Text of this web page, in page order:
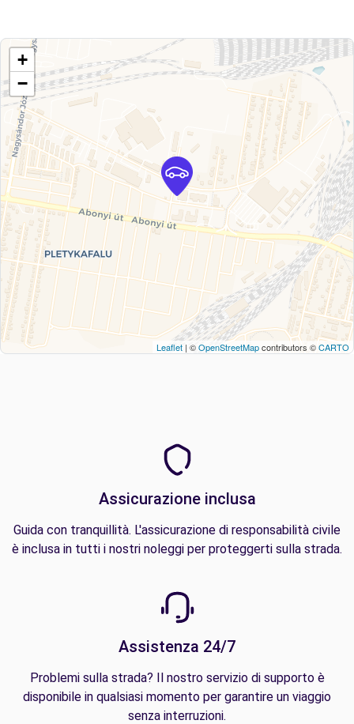
+
−
Leaflet | ©OpenStreetMapcontributors ©CARTO
Assicurazione inclusa
Guida con tranquillità. L'assicurazione di responsabilità civile
è inclusa in tutti i nostri noleggi per proteggerti sulla strada.
Assistenza 24/7
Problemi sulla strada? Il nostro servizio di supporto è
disponibile in qualsiasi momento per garantire un viaggio
senza interruzioni.